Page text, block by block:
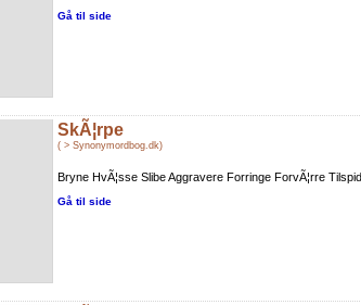
Gå til side
SkÃ¦rpe
( > Synonymordbog.dk)
Bryne HvÃ¦sse Slibe Aggravere Forringe ForvÃ¦rre
Gå til side